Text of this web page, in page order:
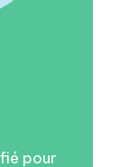
pour